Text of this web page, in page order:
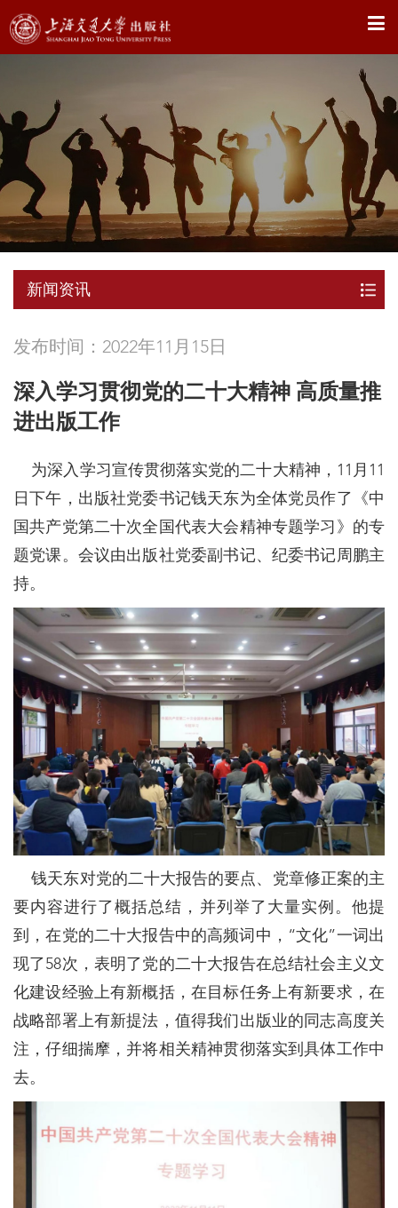
X
新闻资讯
发布时间：2022年11月15日
深入学习贯彻党的二十大精神 高质量推
进出版工作
为深入学习宣传贯彻落实党的二十大精神，11月11
日下午，出版社党委书记钱天东为全体党员作了《中
国共产党第二十次全国代表大会精神专题学习》的专
题党课。会议由出版社党委副书记、纪委书记周鹏主
持。
钱天东对党的二十大报告的要点、党章修正案的主
要内容进行了概括总结，并列举了大量实例。他提
到，在党的二十大报告中的高频词中，“文化”一词出
现了58次，表明了党的二十大报告在总结社会主义文
化建设经验上有新概括，在目标任务上有新要求，在
战略部署上有新提法，值得我们出版业的同志高度关
注，仔细揣摩，并将相关精神贯彻落实到具体工作中
去。